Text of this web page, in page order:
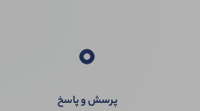
0
پرسش و پاسخ